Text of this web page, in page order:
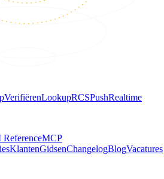
VerifiërenLookupRCSPushRealtime
ReferenceMCP
KlantenGidsenChangelogBlogVacatures